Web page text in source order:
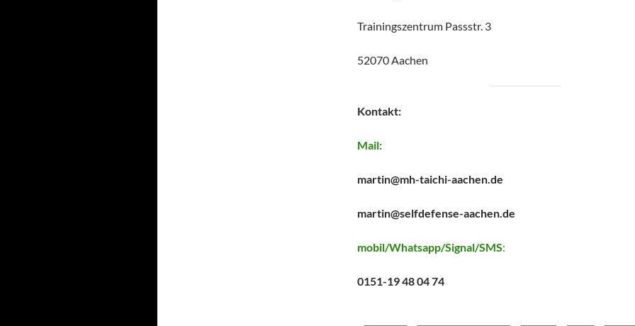
Trainingszentrum Passstr. 3
52070 Aachen
Kontakt:
Mail:
martin@mh-taichi-aachen.de
martin@selfdefense-aachen.de
mobil/Whatsapp/Signal/SMS:
0151-19 48 04 74